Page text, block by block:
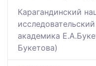
Карагандинский
академика
Букетова)